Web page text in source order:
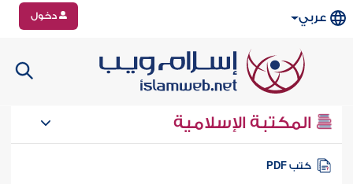
عربي دخول
المكتبة الإسلامية